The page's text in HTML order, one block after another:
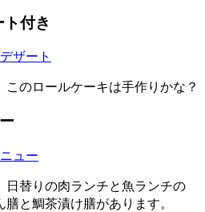
付き
のロールケーキは手作りかな？
日替りの肉ランチと魚ランチの
と鯛茶漬け膳があります。